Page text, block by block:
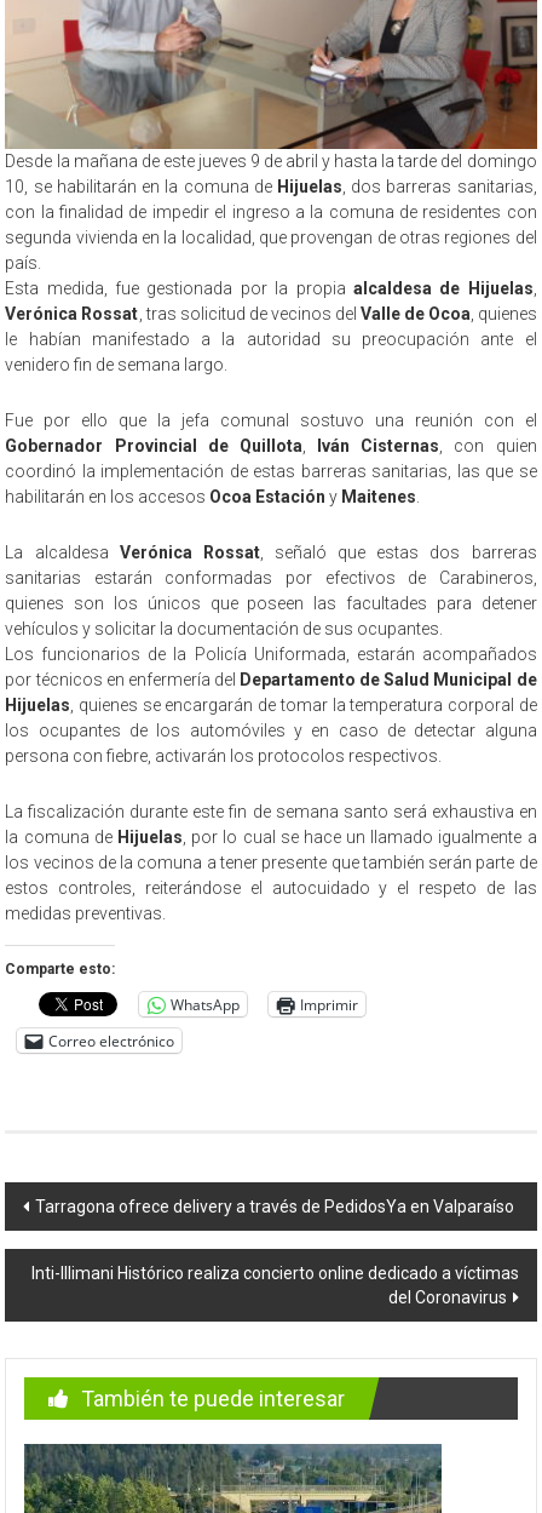
Desde la mañana de este jueves 9 de abril y hasta la tarde del domingo
10, se habilitarán en la comuna de Hijuelas, dos barreras sanitarias,
con la finalidad de impedir el ingreso a la comuna de residentes con
segunda vivienda en la localidad, que provengan de otras regiones del
país.
Esta medida, fue gestionada por la propia alcaldesa de Hijuelas,
Verónica Rossat, tras solicitud de vecinos del Valle de Ocoa, quienes
le habían manifestado a la autoridad su preocupación ante el
venidero fin de semana largo.
Fue por ello que la jefa comunal sostuvo una reunión con el
Gobernador Provincial de Quillota, Iván Cisternas, con quien
coordinó la implementación de estas barreras sanitarias, las que se
habilitarán en los accesos Ocoa Estación y Maitenes.
La alcaldesa Verónica Rossat, señaló que estas dos barreras
sanitarias estarán conformadas por efectivos de Carabineros,
quienes son los únicos que poseen las facultades para detener
vehículos y solicitar la documentación de sus ocupantes.
Los funcionarios de la Policía Uniformada, estarán acompañados
por técnicos en enfermería del Departamento de Salud Municipal de
Hijuelas, quienes se encargarán de tomar la temperatura corporal de
los ocupantes de los automóviles y en caso de detectar alguna
persona con fiebre, activarán los protocolos respectivos.
La fiscalización durante este fin de semana santo será exhaustiva en
la comuna de Hijuelas, por lo cual se hace un llamado igualmente a
los vecinos de la comuna a tener presente que también serán parte de
estos controles, reiterándose el autocuidado y el respeto de las
medidas preventivas.
Comparte esto:
WhatsApp
Imprimir
Correo electrónico
Navegación
de
entradas
Tarragona ofrece delivery a través de PedidosYa en Valparaíso
Inti-Illimani Histórico realiza concierto online dedicado a víctimas
del Coronavirus
También te puede interesar